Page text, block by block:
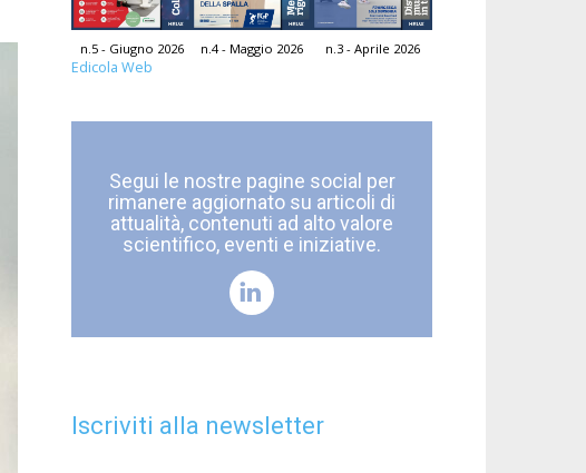
n.5 - Giugno 2026 n.4 - Maggio 2026 n.3 - Aprile 2026
Edicola Web
Segui le nostre pagine social per
rimanere aggiornato su articoli di
attualità, contenuti ad alto valore
scientifico, eventi e iniziative.
Iscriviti alla newsletter